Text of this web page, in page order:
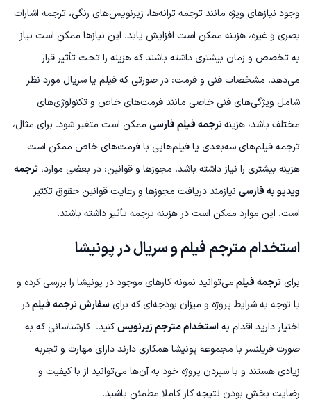
وجود نیازهای ویژه مانند ترجمه ترانه‌ها، زیرنویس‌های رنگی، ترجمه اشارات
بصری و غیره، هزینه ممکن است افزایش یابد. این نیازها ممکن است نیاز
به تخصص و زمان بیشتری داشته باشند که هزینه را تحت تأثیر قرار
می‌دهد. مشخصات فنی و فرمت: در صورتی که فیلم یا سریال مورد نظر
شامل ویژگی‌های فنی خاصی مانند فرمت‌های خاص و تکنولوژی‌های
مختلف باشد، هزینهترجمه فیلم فارسی ممکن است متغیر شود. برای مثال،
ترجمه فیلم‌های سه‌بعدی یا فیلم‌هایی با فرمت‌های خاص ممکن است
هزینه بیشتری را نیاز داشته باشد. مجوزها و قوانین: در بعضی موارد، ترجمه
ویدیو به فارسی نیازمند دریافت مجوزها و رعایت قوانین حقوق تکثیر
است. این موارد ممکن است در هزینه ترجمه تأثیر داشته باشند.
استخدام مترجم فیلم و سریال در پونیشا
برای ترجمه فیلممی‌توانید نمونه کارهای موجود در پونیشا را بررسی کرده و
با توجه به شرایط پروژه و میزان بودجه‌ای که برایسفارش ترجمه فیلمدر
اختیار دارید اقدام بهاستخدام مترجم زیرنویسکنید. کارشناسانی که به
صورت فریلنسر با مجموعه پونیشا همکاری دارند دارای مهارت و تجربه
زیادی هستند و با سپردن پروژه خود به آن‌ها می‌توانید از با کیفیت و
رضایت بخش بودن نتیجه کار کاملا مطمئن باشید.